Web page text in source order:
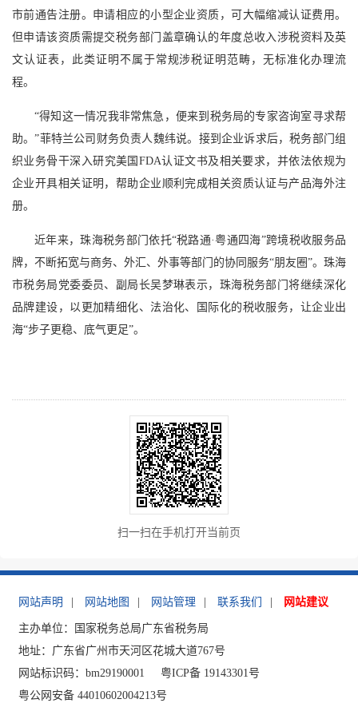
市前通告注册。申请相应的小型企业资质，可大幅缩减认证费用。
但申请该资质需提交税务部门盖章确认的年度总收入涉税资料及英
文认证表，此类证明不属于常规涉税证明范畴，无标准化办理流
程。
“得知这一情况我非常焦急，便来到税务局的专家咨询室寻求帮
助。”菲特兰公司财务负责人魏纬说。接到企业诉求后，税务部门组
织业务骨干深入研究美国FDA认证文书及相关要求，并依法依规为
企业开具相关证明，帮助企业顺利完成相关资质认证与产品海外注
册。
近年来，珠海税务部门依托“税路通·粤通四海”跨境税收服务品
牌，不断拓宽与商务、外汇、外事等部门的协同服务“朋友圈”。珠海
市税务局党委委员、副局长吴梦琳表示，珠海税务部门将继续深化
品牌建设，以更加精细化、法治化、国际化的税收服务，让企业出
海“步子更稳、底气更足”。
扫一扫在手机打开当前页
网站声明 网站地图 网站管理 联系我们 网站建议
主办单位：国家税务总局广东省税务局
地址：广东省广州市天河区花城大道767号
网站标识码：bm29190001
粤ICP备 19143301号
粤公网安备 44010602004213号